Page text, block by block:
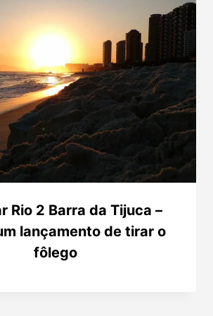
Rio 2 Barra da Tijuca –
lançamento de tirar o
fôlego